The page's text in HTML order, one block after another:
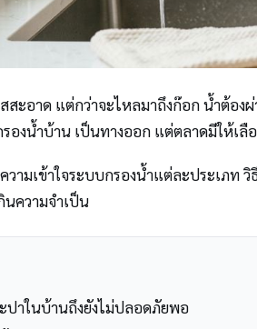
สะอาด แต่กว่าจะไหลมาถึงก๊อก น้ำต้อ
องน้ำบ้าน เป็นทางออก แต่ตลาดมีให้เลื
ามเข้าใจระบบกรองน้ำแต่ละประเภท
นความจำเป็น
ปาในบ้านถึงยังไม่ปลอดภัยพอ